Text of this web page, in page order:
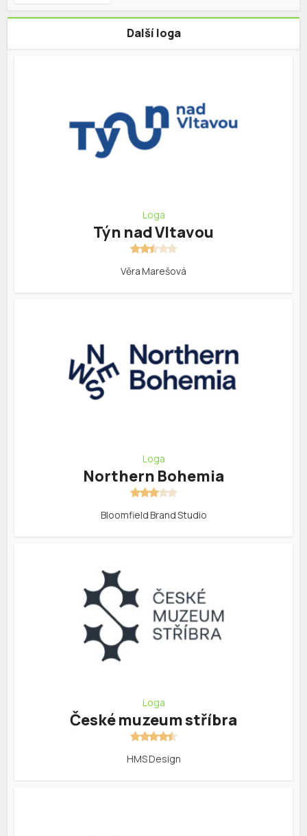
Další loga
Loga
Týn nad Vltavou
Věra Marešová
Loga
Northern Bohemia
Bloomfield Brand Studio
Loga
České muzeum stříbra
HMS Design